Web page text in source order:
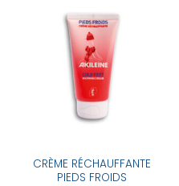
CRÈME RÉCHAUFFANTE
PIEDS FROIDS